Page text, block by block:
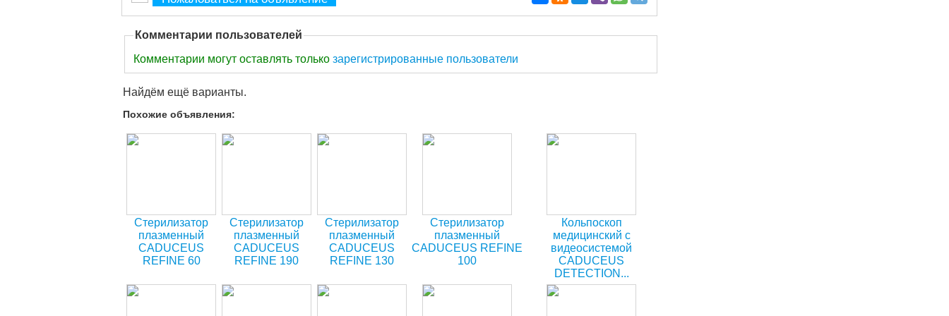
Комментарии пользователей
Комментарии могут оставлять только зарегистрированные пользователи
Найдём ещё варианты.
Похожие объявления:
Стерилизатор
плазменный
CADUCEUS
REFINE 60
Стерилизатор
плазменный
CADUCEUS
REFINE 190
Стерилизатор
плазменный
CADUCEUS
REFINE 130
Стерилизатор
плазменный
CADUCEUS REFINE
100
Кольпоскоп
медицинский с
видеосистемой
CADUCEUS
DETECTION...